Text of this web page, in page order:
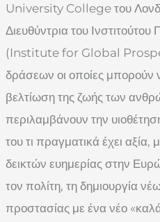
University College του
Διευθύντρια του
(Institute for Global
δράσεων οι οποίες μπορούν
βελτίωση της ζωής των
περιλαμβάνουν την
του τι πραγματικά έχει
δεικτών ευημερίας στην
τον πολίτη, τη δημιουργία
προστασίας με ένα νέο